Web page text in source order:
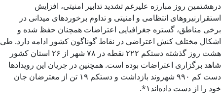
درهشتمین روز مبارزه علیرغم تشدید تدابیر امنیتی، افزایش
استقرارنیروهای انتظامی و امنیتی و تداوم برخوردهای میدانی در
برخی مناطق، گستره جغرافیایی اعتراضات همچنان حفظ شده و
اشکال مختلف کنش اعتراضی در نقاط گوناگون کشور ادامه دارد. طی
هشت روز گذشته دستکم ۲۲۲ نقطه در ۷۸ شهر از ۲۶ استان کشور
شاهد برگزاری اعتراضات بوده است. همچنین در جریان این رویدادها
دست کم ۹۹۰ شهروند بازداشت و دستکم ۱۹ تن از معترضان جان
خود را از دست داده‌اند۱*.